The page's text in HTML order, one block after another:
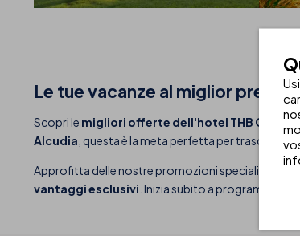
Le tue vacanze al miglior
Scopri le migliori offerte dell'hotel THB Gran
Alcudia , questa è la meta perfetta per
Approfitta delle nostre promozioni speciali e vivi
vantaggi esclusivi . Inizia subito a programmare